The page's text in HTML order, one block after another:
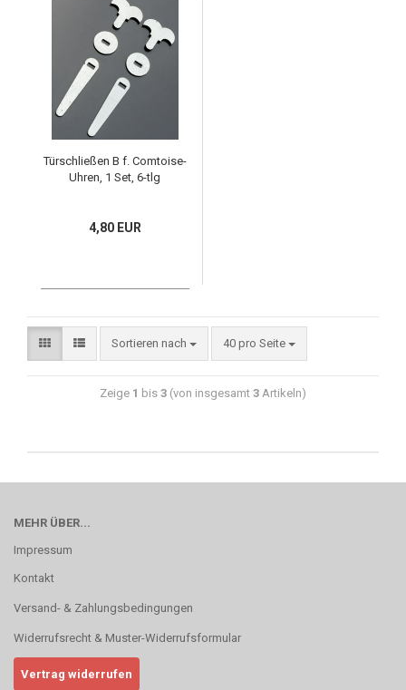
Türschließen B f. Comtoise-
Uhren, 1 Set, 6-tlg
4,80 EUR
Sortieren nach 40 pro Seite
Zeige 1 bis 3 (von insgesamt 3 Artikeln)
MEHR ÜBER...
Impressum
Kontakt
Versand- & Zahlungsbedingungen
Widerrufsrecht & Muster-Widerrufsformular
Vertrag widerrufen